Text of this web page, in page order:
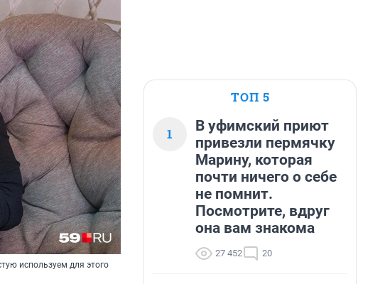
используем для этого
ТОП 5
1
В уфимский приют
привезли пермячку
Марину, которая
почти ничего о себе
не помнит.
Посмотрите, вдруг
она вам знакома
27 452 20